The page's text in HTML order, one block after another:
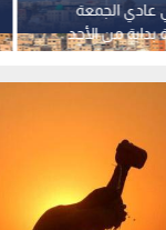
الجمعة
بداية من الأحد